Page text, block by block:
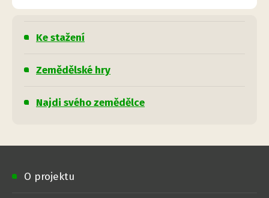
Ke stažení
Zemědělské hry
Najdi svého zemědělce
O projektu